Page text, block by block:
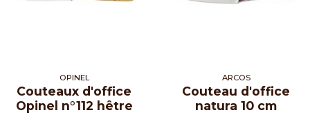
OPINEL
Couteaux d'office
Opinel n°112 hêtre
ARCOS
Couteau d'office
natura 10 cm